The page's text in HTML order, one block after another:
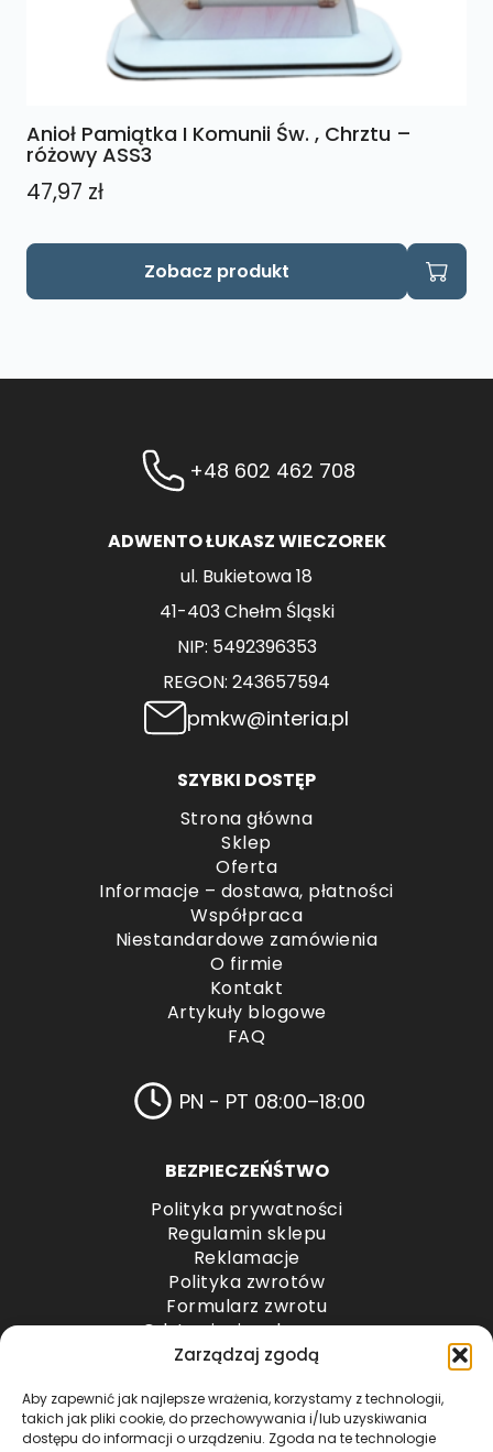
Zarządzaj zgodą
Aby zapewnić jak najlepsze wrażenia, korzystamy z technologii,
takich jak pliki cookie, do przechowywania i/lub uzyskiwania
dostępu do informacji o urządzeniu. Zgoda na te technologie
Anioł Pamiątka I Komunii Św. , Chrztu –
różowy ASS3
47,97 zł
Zobacz produkt
+48 602 462 708
ADWENTO ŁUKASZ WIECZOREK
ul. Bukietowa 18
41-403 Chełm Śląski
NIP: 5492396353
REGON: 243657594
pmkw@interia.pl
SZYBKI DOSTĘP
Strona główna
Sklep
Oferta
Informacje – dostawa, płatności
Współpraca
Niestandardowe zamówienia
O firmie
Kontakt
Artykuły blogowe
FAQ
PN - PT 08:00–18:00
BEZPIECZEŃŚTWO
Polityka prywatności
Regulamin sklepu
Reklamacje
Polityka zwrotów
Formularz zwrotu
Odstąpienie od umowy
Odstąpienie od umowy – przesyłki paletowe
METODY PŁATNOŚCI